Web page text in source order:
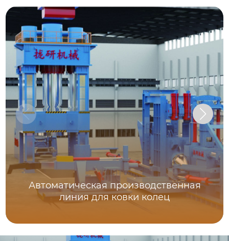
Автоматическая производственная
линия для ковки колец